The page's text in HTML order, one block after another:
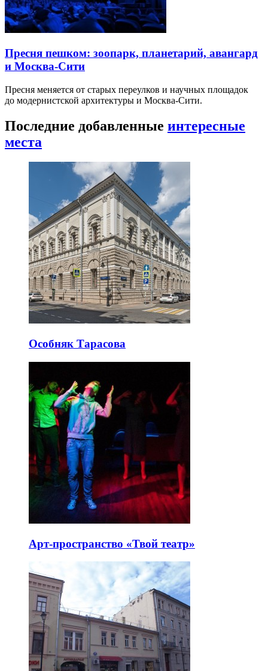
Пресня пешком: зоопарк, планетарий, авангард
и Москва-Сити
Пресня меняется от старых переулков и научных площадок
до модернистской архитектуры и Москва-Сити.
Последние добавленные интересные
места
Особняк Тарасова
Арт-пространство «Твой театр»